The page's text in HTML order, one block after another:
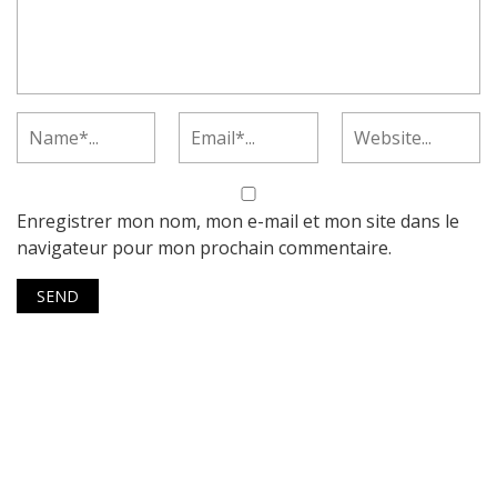
Enregistrer mon nom, mon e-mail et mon site dans le
navigateur pour mon prochain commentaire.